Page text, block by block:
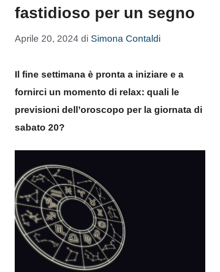
fastidioso per un segno
Aprile 20, 2024 di Simona Contaldi
Il fine settimana è pronta a iniziare e a
fornirci un momento di relax: quali le
previsioni dell’oroscopo per la giornata di
sabato 20?